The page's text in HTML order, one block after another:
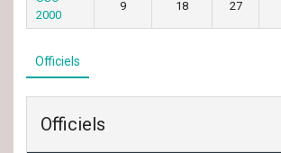
2000
9 18 27
Officiels
Officiels